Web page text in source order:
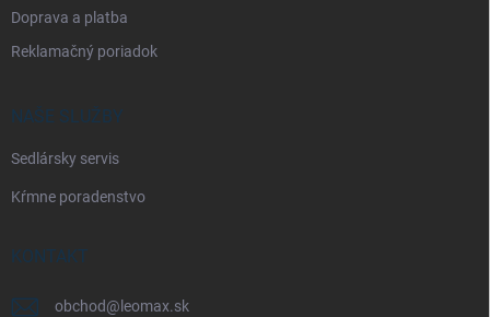
Doprava a platba
Reklamačný poriadok
NAŠE SLUŽBY
Sedlársky servis
Kŕmne poradenstvo
KONTAKT
obchod@ leomax.sk